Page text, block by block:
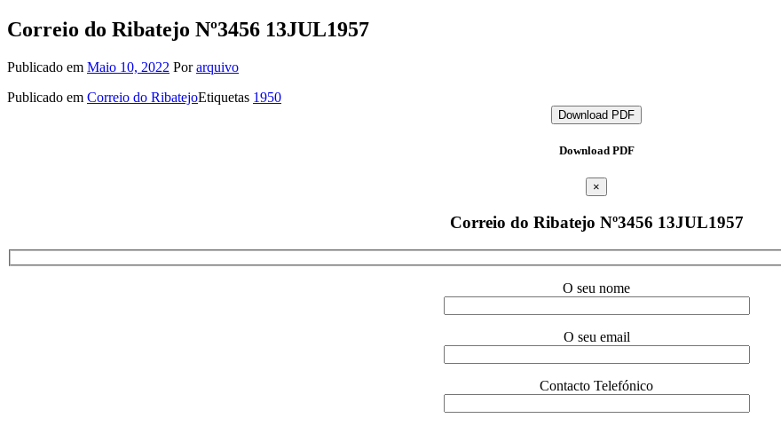
Correio do Ribatejo Nº3456 13JUL1957
Publicado em Maio 10, 2022 Porarquivo
Publicado em Correio do RibatejoEtiquetas 1950
Download PDF
Download PDF
×
Correio do Ribatejo Nº3456 13JUL1957
O seu nome
O seu email
Contacto Telefónico